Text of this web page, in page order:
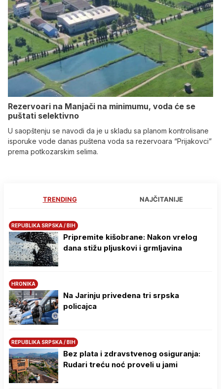
Rezervoari na Manjači na minimumu, voda će se
puštati selektivno
U saopštenju se navodi da je u skladu sa planom kontrolisane
isporuke vode danas puštena voda sa rezervoara “Prijakovci”
prema potkozarskim selima.
TRENDING NAJČITANIJE
REPUBLIKA SRPSKA / BIH
Pripremite kišobrane: Nakon vrelog
dana stižu pljuskovi i grmljavina
HRONIKA
Na Јarinju privedena tri srpska
policajca
REPUBLIKA SRPSKA / BIH
Bez plata i zdravstvenog osiguranja:
Rudari treću noć proveli u jami